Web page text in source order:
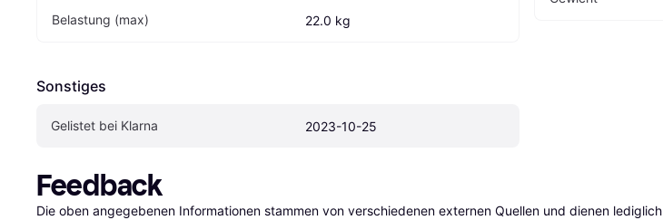
Belastung (max) 22.0 kg
Sonstiges
Gelistet bei Klarna 2023-10-25
Feedback
Die oben angegebenen Informationen stammen von verschiedenen externen Quellen und dienen lediglich